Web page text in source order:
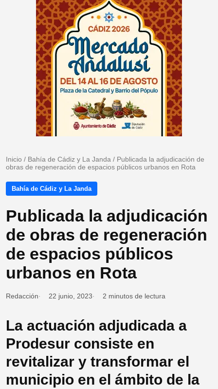
Inicio / Bahía de Cádiz y La Janda / Publicada la adjudicación de
obras de regeneración de espacios públicos urbanos en Rota
Bahía de Cádiz y La Janda
Publicada la adjudicación
de obras de regeneración
de espacios públicos
urbanos en Rota
Redacción 22 junio, 2023 2 minutos de lectura
La actuación adjudicada a
Prodesur consiste en
revitalizar y transformar el
municipio en el ámbito de la